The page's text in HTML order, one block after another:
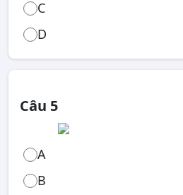
C
D
Câu 5
A
B